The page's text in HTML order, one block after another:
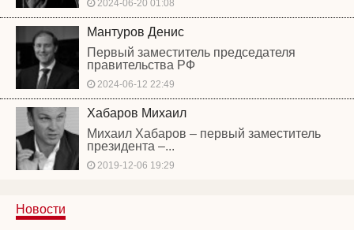
2024-06-20 01:08
Мантуров Денис
Первый заместитель председателя
правительства РФ
2024-06-12 22:49
Хабаров Михаил
Михаил Хабаров – первый заместитель
президента –...
2019-12-06 19:29
Новости